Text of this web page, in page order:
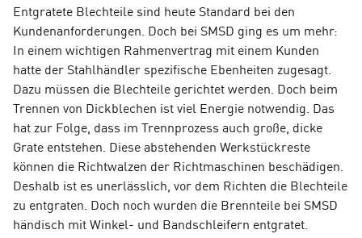
Entgratete Blechteile sind heute Standard bei den
Kundenanforderungen. Doch bei SMSD ging es um mehr:
In einem wichtigen Rahmenvertrag mit einem Kunden
hatte der Stahlhändler spezifische Ebenheiten zugesagt.
Dazu müssen die Blechteile gerichtet werden. Doch beim
Trennen von Dickblechen ist viel Energie notwendig. Das
hat zur Folge, dass im Trennprozess auch große, dicke
Grate entstehen. Diese abstehenden Werkstückreste
können die Richtwalzen der Richtmaschinen beschädigen.
Deshalb ist es unerlässlich, vor dem Richten die Blechteile
zu entgraten. Doch noch wurden die Brennteile bei SMSD
händisch mit Winkel- und Bandschleifern entgratet.